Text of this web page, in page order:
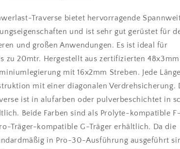
Länge
Truss
Traverse bietet hervorragende
und ist sehr gut gerüstet für
und großen Anwendungen. Es ist ideal für
zu 20mtr. Hergestellt aus zertifizierten
mit 16x2mm Streben. Jede
mit einer diagonalen Verdrehsicherung.
ist in alufarben oder pulverbeschichtet in
Beide Farben sind als Prolyte-kompatible
Träger-kompatible G-Träger erhältlich. Da die
in Pro-30-Ausführung ausgeführt